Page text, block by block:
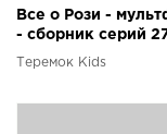
Все о Рози -
- сборник серий
Теремок Kids